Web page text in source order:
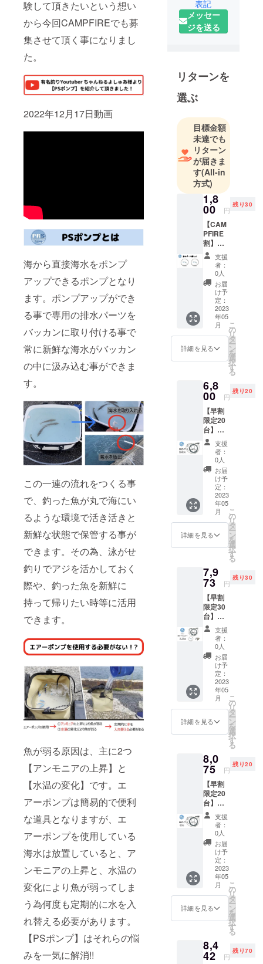
験して頂きたいという想い
から今回CAMPFIREでも募
集させて頂く事になりまし
た。
2022年12月17日動画
海から直接海水をポンプ
アップできるポンプとなり
ます。ポンプアップができ
る事で専用の排水パーツを
バッカンに取り付ける事で
常に新鮮な海水がバッカン
の中に汲み込む事ができま
す。
この一連の流れをつくる事
で、釣った魚が丸で海にい
るような環境で活き活きと
新鮮な状態で保管する事が
できます。その為、泳がせ
釣りでアジを活かしておく
際や、釣った魚を新鮮に
持って帰りたい時等に活用
できます。
魚が弱る原因は、主に2つ
【アンモニアの上昇】と
【水温の変化】です。エ
アーポンプは簡易的で便利
な道具となりますが、エ
アーポンプを使用している
海水は放置していると、ア
ンモニアの上昇と、水温の
変化により魚が弱ってしま
う為何度も定期的に水を入
れ替える必要があります。
【PSポンプ】はそれらの悩
みを一気に解消!!
指して活動
していきま
す。
Fishingが最
たオリジナ
ル商品とな
ります。
表記
メッセー
ジを送る
リターンを
選ぶ
目標金額
未達でも
リターン
が届きま
す(All-in
方式)
1,8
00 円
残り30
【CAM
PFIRE
割】
【排水
パーツ2
個セッ
ト】 販
売価格
10%OF
F 一般
販売価
格 排
水パー
ツ1個
1,000円
ト2,000
円
→1,800
円 発送
は5月を
予定し
ており
ます
支援
者：
0人
お届
け予
定：
2023
年05
月
詳細を見る
こ
の
リ
タ
ー
ン
を
選
択
す
る
6,8
00 円
残り20
【早割
限定20
台】
【PSポ
ンプ単
品】 販
売価格
15%OF
F 一般
販売価
格8,000
円
→6,800
円 発送
は5月を
ており
ます
支援
者：
0人
お届
け予
定：
2023
年05
月
詳細を見る
こ
の
リ
タ
ー
ン
を
選
択
す
る
7,9
73 円
残り30
【早割
限定30
台】
【オー
ルセッ
ト】 販
売価格
15%OF
F 一般
販売価
格9,380
円
→7,973
円 発送
は5月を
ており
ます
支援
者：
0人
お届
け予
定：
2023
年05
月
詳細を見る
こ
の
リ
タ
ー
ン
を
選
択
す
る
8,0
75 円
残り20
【早割
限定20
台】
【PSポ
ンプ単
品】 販
売価格
15%OF
F 一般
販売価
格
9,500円
→8,075
円 発送
は5月を
ており
ます。
支援
者：
0人
お届
け予
定：
2023
年05
月
詳細を見る
こ
の
リ
タ
ー
ン
を
選
択
す
る
8,4
42 円
残り70